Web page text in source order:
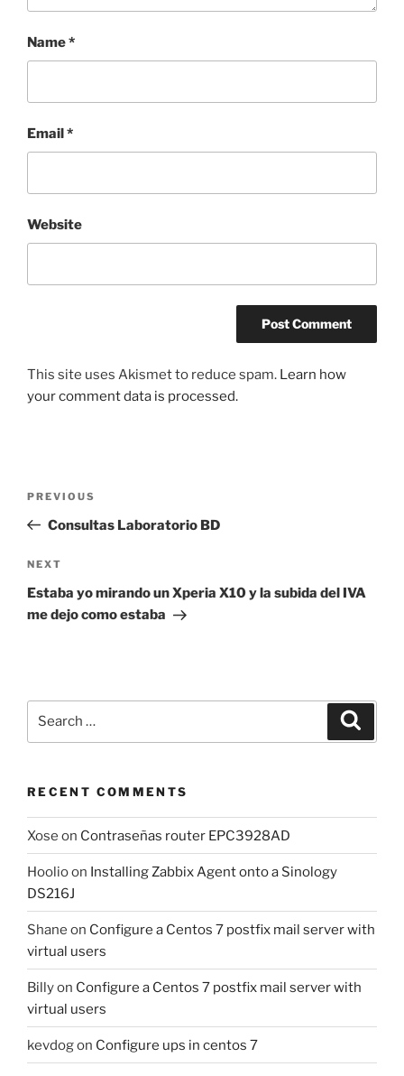
Name*
Email*
Website
This site uses Akismet to reduce spam. Learn how
your comment data is processed.
Previous
Post
PREVIOUS
Consultas Laboratorio BD
Next
Post
NEXT
Estaba yo mirando un Xperia X10 y la subida del IVA
me dejo como estaba
RECENT COMMENTS
Xose on Contraseñas router EPC3928AD
Hoolioon Installing Zabbix Agent onto a Sinology
DS216J
Shane on Configure a Centos 7 postfix mail server with
virtual users
Billyon Configure a Centos 7 postfix mail server with
virtual users
kevdogon Configure ups in centos 7